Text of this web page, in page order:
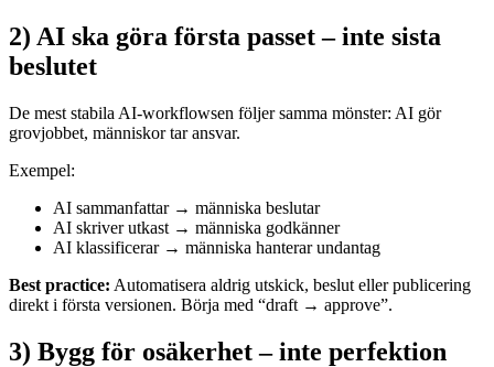
2) AI ska göra första passet – inte sista
beslutet
De mest stabila AI-workflowsen följer samma mönster: AI gör
grovjobbet, människor tar ansvar.
Exempel:
AI sammanfattar → människa beslutar
AI skriver utkast → människa godkänner
AI klassificerar → människa hanterar undantag
Best practice: Automatisera aldrig utskick, beslut eller publicering
direkt i första versionen. Börja med “draft → approve”.
3) Bygg för osäkerhet – inte perfektion